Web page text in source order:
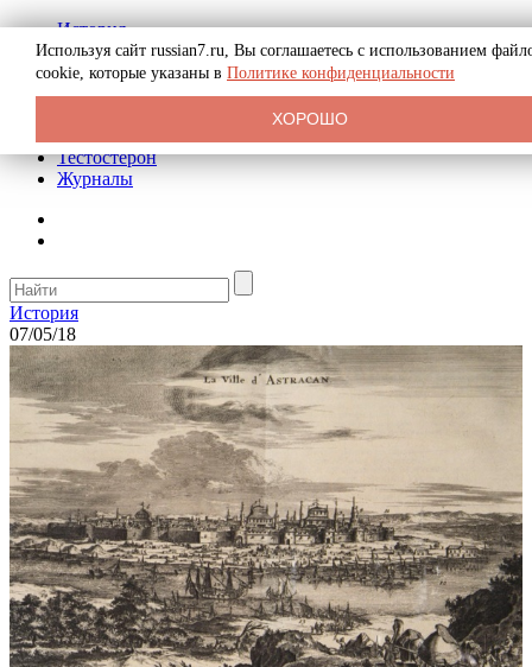
История
Биография
Криминал
Реклама на сайте
Тестостерон
Журналы
История
07/05/18
Используя сайт russian7.ru, Вы соглашаетесь с использованием
cookie, которые указаны в Политике конфиденциальности
ХОРОШО